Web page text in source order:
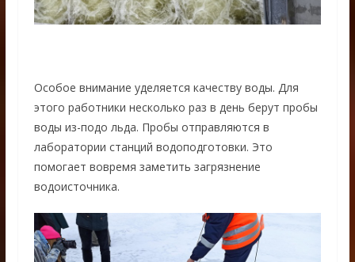
Особое внимание уделяется качеству воды. Для
этого работники несколько раз в день берут пробы
воды из-подо льда. Пробы отправляются в
лаборатории станций водоподготовки. Это
помогает вовремя заметить загрязнение
водоисточника.